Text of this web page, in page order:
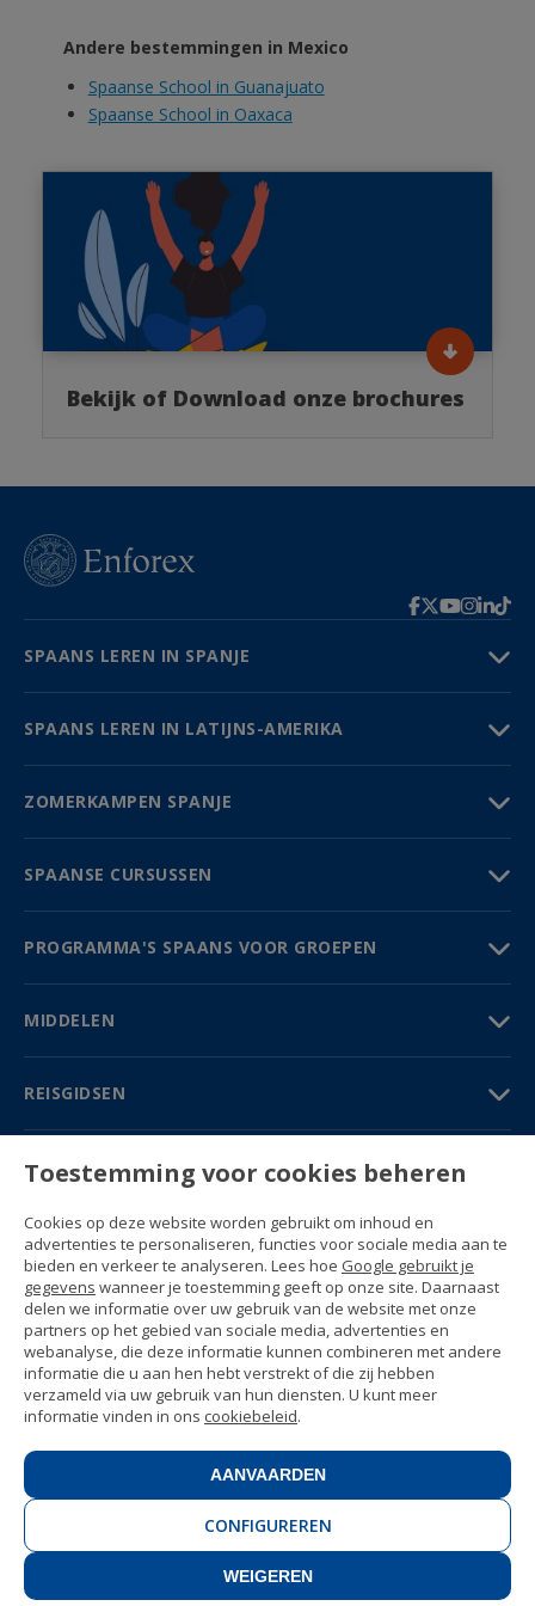
Andere bestemmingen in Mexico
Spaanse School in Guanajuato
Spaanse School in Oaxaca
Bekijk of Download onze brochures
SPAANS LEREN IN SPANJE
SPAANS LEREN IN LATIJNS-AMERIKA
ZOMERKAMPEN SPANJE
SPAANSE CURSUSSEN
PROGRAMMA'S SPAANS VOOR GROEPEN
MIDDELEN
REISGIDSEN
PARTNERS
Contact
Prijzen & Brochures
(+34) 91 594 37 76
Gustavo Fernández Balbuena, 11
28002 Madrid, Spain
Sitemap
Algemene voorwaarden
Privacyverklaring
Enforex Cookiebeleid
(CIF B-79946729) All rights reserved.
Juridische kennisgeving
Toestemming voor cookies beheren
Cookies op deze website worden gebruikt om inhoud en
advertenties te personaliseren, functies voor sociale media aan te
bieden en verkeer te analyseren. Lees hoe Google gebruikt je
gegevens wanneer je toestemming geeft op onze site. Daarnaast
delen we informatie over uw gebruik van de website met onze
partners op het gebied van sociale media, advertenties en
webanalyse, die deze informatie kunnen combineren met andere
informatie die u aan hen hebt verstrekt of die zij hebben
verzameld via uw gebruik van hun diensten. U kunt meer
informatie vinden in ons cookiebeleid.
WEIGEREN
CONFIGUREREN
AANVAARDEN